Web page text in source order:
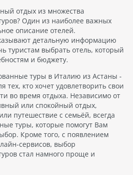
отдых из множества
Один из наиболее важных
описание отелей.
детальную информацию
туристам выбрать отель, который
и бюджету.
туры в Италию из Астаны -
тех, кто хочет удовлетворить свои
во время отдыха. Независимо от
или спокойный отдых,
путешествие с семьёй, всегда
туры, которые помогут Вам
Кроме того, с появлением
сервисов, выбор
стал намного проще и